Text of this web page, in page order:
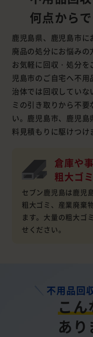
何点から
鹿児島県、鹿児島市に
廃品の処分にお悩み
お気軽に回収・処分
児島市のご自宅へ不
治体では回収してい
ミの引き取りから不
い。鹿児島市、鹿児
料見積もりに駆けつけ
倉庫や
粗大ゴミ
セブン鹿児島は鹿児
粗大ゴミ、産業廃棄
ます。大量の粗大ゴ
せください。
不用品回
こん
あり